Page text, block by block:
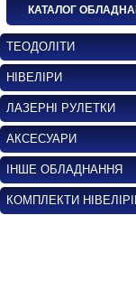
КАТАЛОГ
ТЕОДОЛІТИ
НІВЕЛІРИ
ЛАЗЕРНІ РУЛЕТКИ
АКСЕСУАРИ
ІНШЕ ОБЛАДНАННЯ
КОМПЛЕКТИ